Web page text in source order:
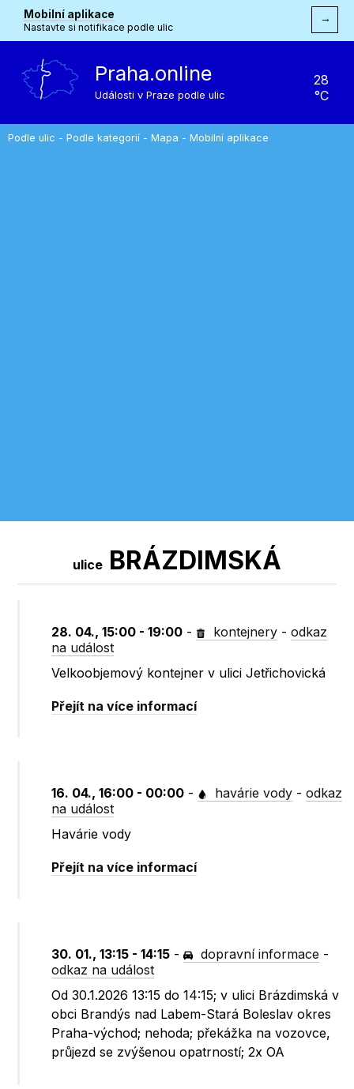
Mobilní aplikace
Nastavte si notifikace podle ulic
→
Praha.online
Události v Praze podle ulic
28
°C
Podle ulic - Podle kategorií - Mapa - Mobilní aplikace
ulice BRÁZDIMSKÁ
28. 04., 15:00 - 19:00 - kontejnery -odkaz
na událost
Velkoobjemový kontejner v ulici Jetřichovická
Přejít na více informací
16. 04., 16:00 - 00:00 - havárie vody -odkaz
na událost
Havárie vody
Přejít na více informací
30. 01., 13:15 - 14:15 - dopravní informace -
odkaz na událost
Od 30.1.2026 13:15 do 14:15; v ulici Brázdimská v
obci Brandýs nad Labem-Stará Boleslav okres
Praha-východ; nehoda; překážka na vozovce,
průjezd se zvýšenou opatrností; 2x OA